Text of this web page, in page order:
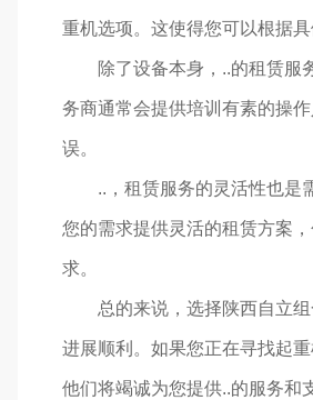
重机选项。这使得您可以根据
除了设备本身，..的租赁服
务商通常会提供培训有素的操
误。
..，租赁服务的灵活性也是
您的需求提供灵活的租赁方案
求。
总的来说，选择陕西自立
进展顺利。如果您正在寻找起
他们将竭诚为您提供..的服务和